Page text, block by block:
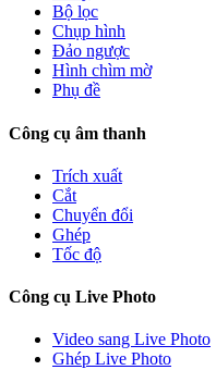
Bộ lọc
Chụp hình
Đảo ngược
Hình chìm mờ
Phụ đề
Công cụ âm thanh
Trích xuất
Cắt
Chuyển đổi
Ghép
Tốc độ
Công cụ Live Photo
Video sang Live Photo
Ghép Live Photo